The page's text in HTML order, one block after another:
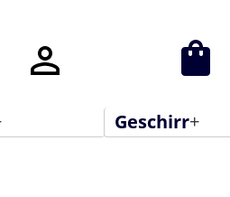
Geschirr+